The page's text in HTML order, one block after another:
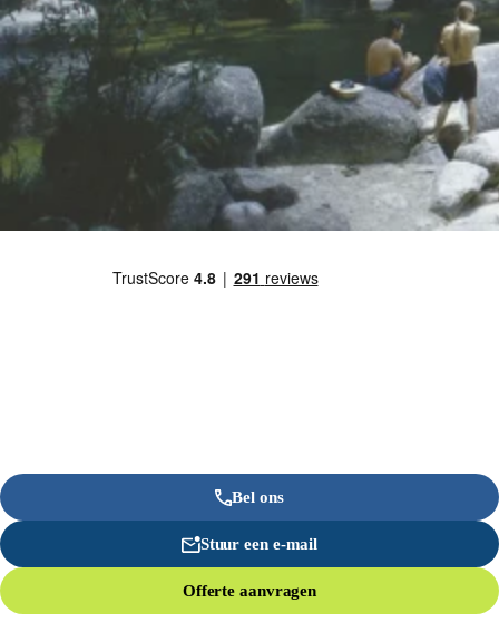
Bel ons
Stuur een e-mail
Offerte aanvragen